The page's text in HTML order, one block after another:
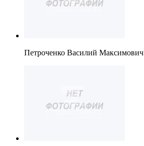
Петроченко Василий Максимович